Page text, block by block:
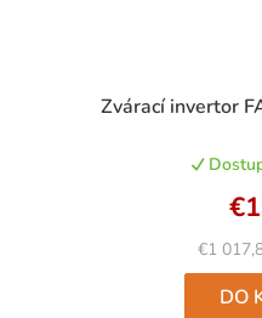
Zvárací invertor
€1
DO